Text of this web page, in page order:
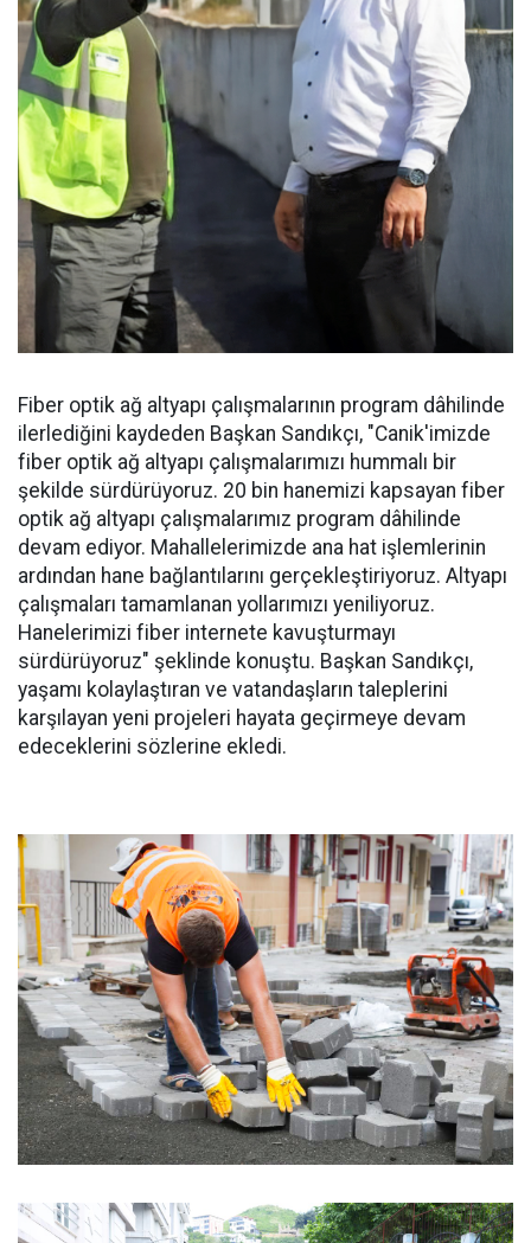
Fiber optik ağ altyapı çalışmalarının program dâhilinde
ilerlediğini kaydeden Başkan Sandıkçı, "Canik'imizde
fiber optik ağ altyapı çalışmalarımızı hummalı bir
şekilde sürdürüyoruz. 20 bin hanemizi kapsayan fiber
optik ağ altyapı çalışmalarımız program dâhilinde
devam ediyor. Mahallelerimizde ana hat işlemlerinin
ardından hane bağlantılarını gerçekleştiriyoruz. Altyapı
çalışmaları tamamlanan yollarımızı yeniliyoruz.
Hanelerimizi fiber internete kavuşturmayı
sürdürüyoruz" şeklinde konuştu. Başkan Sandıkçı,
yaşamı kolaylaştıran ve vatandaşların taleplerini
karşılayan yeni projeleri hayata geçirmeye devam
edeceklerini sözlerine ekledi.